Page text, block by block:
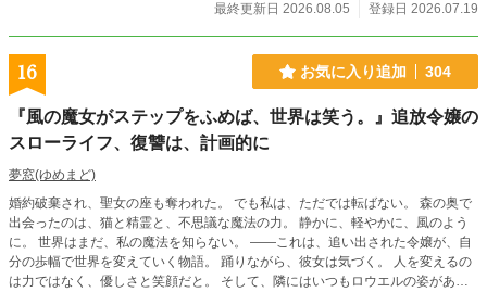
最終更新日 2026.08.05
登録日 2026.07.19
16 お気に入り追加 304
『風の魔女がステップをふめば、世界は笑う。』追放令嬢の
スローライフ、復讐は、計画的に
夢窓(ゆめまど)
婚約破棄され、聖女の座も奪われた。 でも私は、ただでは転ばない。 森の奥で
出会ったのは、猫と精霊と、不思議な魔法の力。 静かに、軽やかに、風のよう
に。 世界はまだ、私の魔法を知らない。 ――これは、追い出された令嬢が、自
分の歩幅で世界を変えていく物語。 踊りながら、彼女は気づく。 人を変えるの
は力ではなく、優しさと笑顔だと。 そして、隣にはいつもロウエルの姿があっ